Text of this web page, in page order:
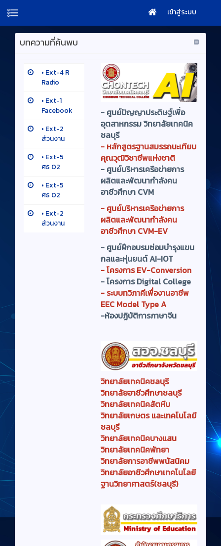
เข้าสู่ระบบ
บทความที่ค้นพบ
• Ext-4 R
Radio
• Ext-1
Facebook
• Ext-2
ส่วนงาน
• Ext-5
ศธ 02
• Ext-5
ศธ 02
• Ext-2
ส่วนงาน
- ศูนย์ปัญญาประดิษฐ์เพื่อ
อุตสาหกรรม วิทยาลัยเทคนิค
ชลบุรี
- หลักสูตรฐานสมรรถนะเทียบ
คุณวุฒิวิชาชีพแห่งชาติ
- ศูนย์บริหารเครือข่ายการ
ผลิตและพัฒนากำลังคน
อาชีวศึกษา CVM
- ศูนย์บริหารเครือข่ายการ
ผลิตและพัฒนากำลังคน
อาชีวศึกษา CVM-EV
- ศูนย์ฝึกอบรมซ่อมบำรุงแขน
กลและหุ่นยนต์ AI-IOT
-โครงการ EV-Conversion
- โครงการ Digital College
- ระบบทวิภาคีเพื่องานอาชีพ
EEC Model Type A
-ห้องปฏิบัติการภาษาจีน
วิทยาลัยเทคนิคชลบุรี
วิทยาลัยอาชีวศึกษาชลบุรี
วิทยาลัยเทคนิคสัตหีบ
วิทยาลัยเกษตร และเทคโนโลยี
ชลบุรี
วิทยาลัยเทคนิคบางแสน
วิทยาลัยเทคนิคพัทยา
วิทยาลัยการอาชีพพนัสนิคม
วิทยาลัยอาชีวศึกษาเทคโนโลยี
ฐานวิทยาศาสตร์(ชลบุรี)